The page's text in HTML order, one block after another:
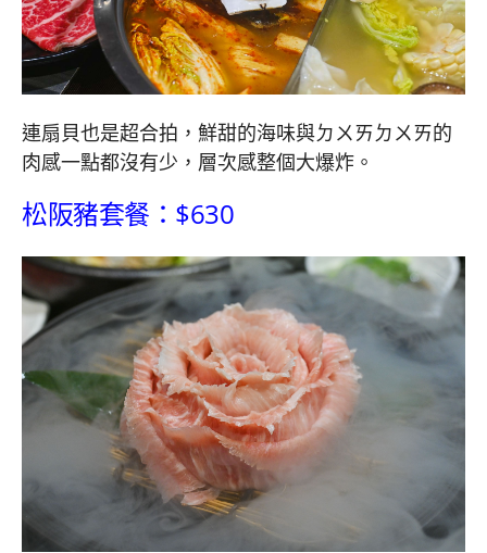
連扇貝也是超合拍，鮮甜的海味與ㄉㄨㄞㄉㄨㄞ的
肉感一點都沒有少，層次感整個大爆炸。
松阪豬套餐：$630